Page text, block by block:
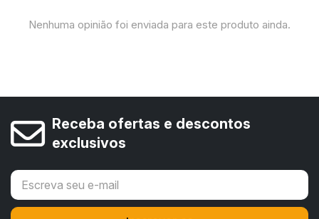
Nenhuma opinião foi enviada para este produto ainda.
Receba ofertas e descontos
exclusivos